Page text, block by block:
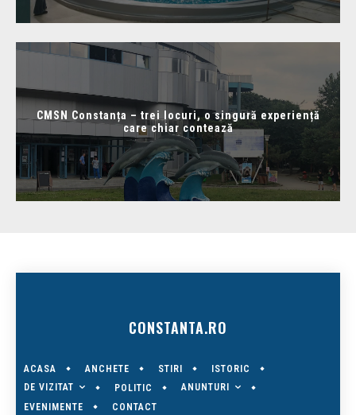
CMSN Constanța – trei locuri, o singură experiență
care chiar contează
CONSTANTA.RO
ACASA ANCHETE STIRI
ISTORIC
DE VIZITAT
POLITIC
ANUNTURI
EVENIMENTE
CONTACT